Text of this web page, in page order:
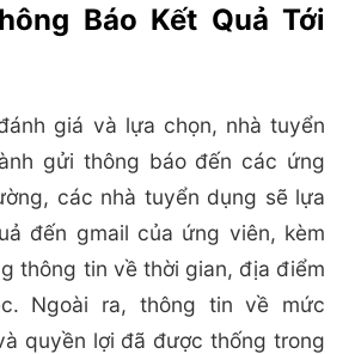
Báo Kết Quả Tới
giá và lựa chọn, nhà tuyển
gửi thông báo đến các ứng
các nhà tuyển dụng sẽ lựa
đến gmail của ứng viên, kèm
thông tin về thời gian, địa điểm
Ngoài ra, thông tin về mức
quyền lợi đã được thống trong